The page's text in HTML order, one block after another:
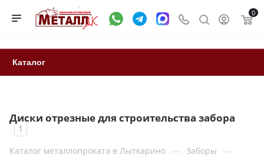
0
Каталог
Диски отрезные для строительства забора
1
Каталог металлопроката в Лыткарино — Заборы —